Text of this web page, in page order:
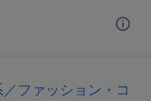
ファッション・コ